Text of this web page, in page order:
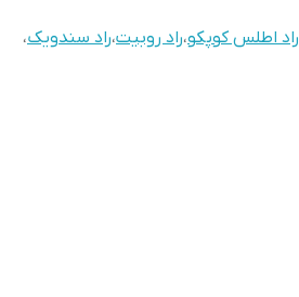
راد اطلس کوپکو،راد روبیت،راد سندویک،